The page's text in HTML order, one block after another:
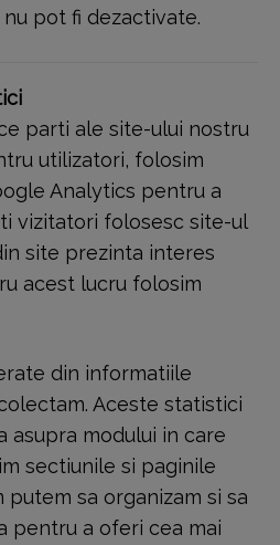
pot fi dezactivate.
parti ale site-ului nostru
utilizatori, folosim
Analytics pentru a
vizitatori folosesc site-ul
site prezinta interes
acest lucru folosim
din informatiile
Aceste statistici
asupra modului in care
sectiunile si paginile
sa organizam si sa
pentru a oferi cea mai